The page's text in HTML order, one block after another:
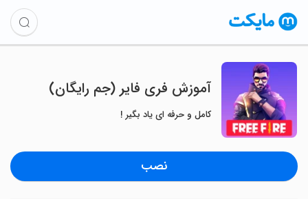
آموزش فری فایر (جم رایگان)
کامل و حرفه ای یاد بگیر !
نصب